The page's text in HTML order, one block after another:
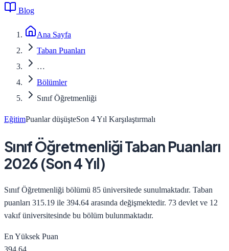
Blog
Ana Sayfa
Taban Puanları
…
Bölümler
Sınıf Öğretmenliği
EğitimPuanlar düşüşteSon 4 Yıl Karşılaştırmalı
Sınıf ÖğretmenliğiTaban Puanları
2026 (Son 4 Yıl)
Sınıf Öğretmenliği bölümü 85 üniversitede sunulmaktadır. Taban
puanları 315.19 ile 394.64 arasında değişmektedir. 73 devlet ve 12
vakıf üniversitesinde bu bölüm bulunmaktadır.
En Yüksek Puan
394.64